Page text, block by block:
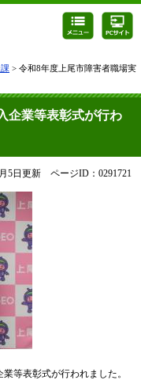
> 令和8年度上尾市障害者職場実
企業等表彰式が行わ
5日更新 ページID：0291721
等表彰式が行われました。